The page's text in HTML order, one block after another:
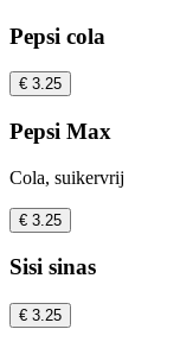
Pepsi cola
€ 3.25
Pepsi Max
Cola, suikervrij
€ 3.25
Sisi sinas
€ 3.25